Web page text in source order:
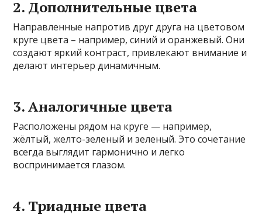
2. Дополнительные цвета
Направленные напротив друг друга на цветовом
круге цвета – например, синий и оранжевый. Они
создают яркий контраст, привлекают внимание и
делают интерьер динамичным.
3. Аналогичные цвета
Расположены рядом на круге — например,
жёлтый, желто-зеленый и зеленый. Это сочетание
всегда выглядит гармонично и легко
воспринимается глазом.
4. Триадные цвета